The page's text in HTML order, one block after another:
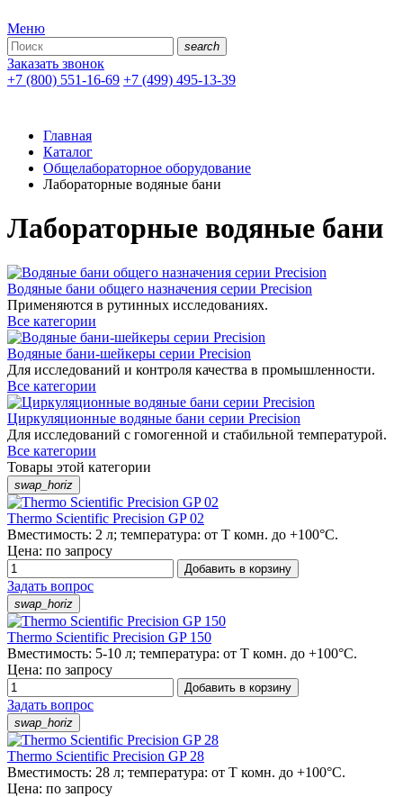
Меню
search
Заказать звонок
+7 (800) 551-16-69 +7 (499) 495-13-39
Главная
Каталог
Общелабораторное оборудование
Лабораторные водяные бани
Лабораторные водяные бани
Водяные бани общего назначения серии Precision
Применяются в рутинных исследованиях.
Все категории
Водяные бани-шейкеры серии Precision
Для исследований и контроля качества в промышленности.
Все категории
Циркуляционные водяные бани серии Precision
Для исследований с гомогенной и стабильной температурой.
Все категории
Товары этой категории
swap_horiz
Thermo Scientific Precision GP 02
Вместимость: 2 л; температура: от Т комн. до +100°C.
Цена: по запросу
Добавить в корзину
Задать вопрос
swap_horiz
Thermo Scientific Precision GP 150
Вместимость: 5-10 л; температура: от Т комн. до +100°C.
Цена: по запросу
Добавить в корзину
Задать вопрос
swap_horiz
Thermo Scientific Precision GP 28
Вместимость: 28 л; температура: от Т комн. до +100°C.
Цена: по запросу